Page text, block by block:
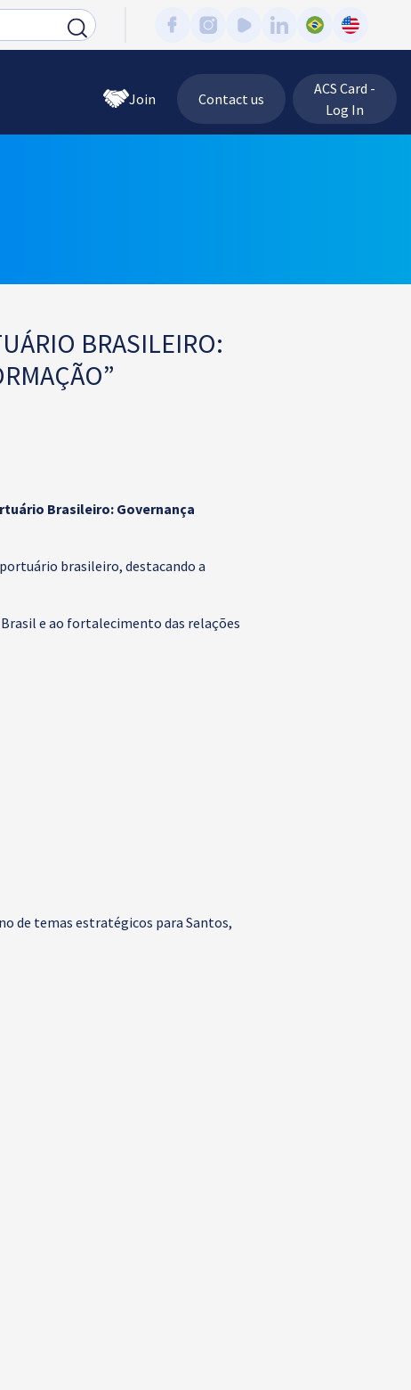
Join Contact us
ACS Card -
Log In
BRASILEIRO:
Brasileiro: Governança
brasileiro, destacando a
e ao fortalecimento das relações
de temas estratégicos para Santos,